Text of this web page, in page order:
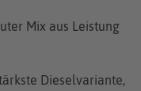
Mix aus Leistung
Dieselvariante,